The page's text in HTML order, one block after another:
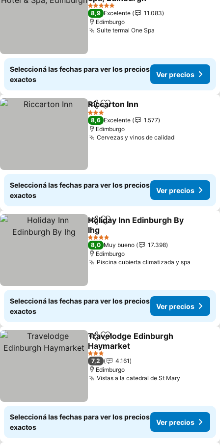
Ver precios
5 Estrellas
8,9 Excelente
11.083
Edimburgo
Suite termal One Spa
Seleccioná las fechas para ver los precios
exactos
Ver precios
CompartirAñadir a favoritos
Riccarton Inn
3 Estrellas
8,6 Excelente
1.577
Edimburgo
Cervezas y vinos de calidadVer precios
Seleccioná las fechas para ver los precios
exactos
Ver precios
CompartirAñadir a favoritos
Holiday Inn Edinburgh By
Ihg
Ver precios
4 Estrellas
8,0 Muy bueno
17.398
Edimburgo
Piscina cubierta climatizada y spa
Seleccioná las fechas para ver los precios
exactos
Ver precios
Compartir
Añadir a favoritos
Travelodge Edinburgh
Haymarket
Ver precios
3 Estrellas
7,2
4.161
Edimburgo
Vistas a la catedral de St Mary
Seleccioná las fechas para ver los precios
exactos
Ver precios